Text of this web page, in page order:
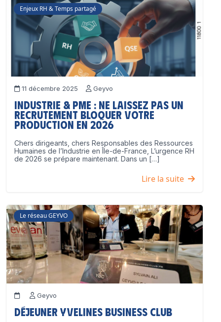
Enjeux RH & Temps partagé
11 décembre 2025 Geyvo
Industrie & PME : ne laissez pas un
recrutement bloquer votre
production en 2026
Chers dirigeants, chers Responsables des Ressources
Humaines de l’Industrie en Île-de-France, L’urgence RH
de 2026 se prépare maintenant. Dans un […]
Lire la suite
Le réseau GEYVO
Geyvo
Déjeuner Yvelines Business Club